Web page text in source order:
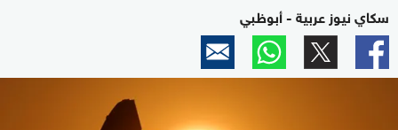
سكاي نيوز عربية - أبوظبي